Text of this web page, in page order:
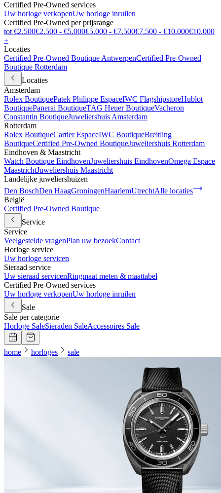
Certified Pre-Owned services
Uw horloge verkopenUw horloge inruilen
Certified Pre-Owned per prijsrange
tot €2.500€2.500 - €5.000€5.000 - €7.500€7.500 - €10.000€10.000
+
Locaties
Certified Pre-Owned Boutique AntwerpenCertified Pre-Owned
Boutique Rotterdam
Locaties
Amsterdam
Rolex BoutiquePatek Philippe EspaceIWC FlagshipstoreHublot
BoutiquePanerai BoutiqueTAG Heuer BoutiqueVacheron
Constantin BoutiqueJuweliershuis Amsterdam
Rotterdam
Rolex BoutiqueCartier EspaceIWC BoutiqueBreitling
BoutiqueCertified Pre-Owned BoutiqueJuweliershuis Rotterdam
Eindhoven & Maastricht
Watch Boutique EindhovenJuweliershuis EindhovenOmega Espace
MaastrichtJuweliershuis Maastricht
Landelijke juweliershuizen
Den BoschDen HaagGroningenHaarlemUtrechtAlle locaties
België
Certified Pre-Owned Boutique
Service
Service
Veelgestelde vragenPlan uw bezoekContact
Horloge service
Uw horloge servicen
Sieraad service
Uw sieraad servicenRingmaat meten & maattabel
Certified Pre-Owned services
Uw horloge verkopenUw horloge inruilen
Sale
Sale per categorie
Horloge SaleSieraden SaleAccessoires Sale
home horloges sale